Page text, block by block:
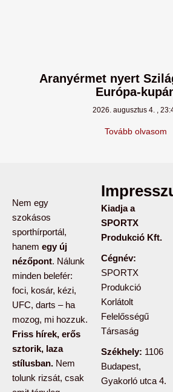
Aranyérmet nyert
Európa-
2026. augusztus 4.
Tovább olvasom
Nem egy
szokásos
sporthírportál,
hanem egy új
nézőpont. Nálunk
minden belefér:
foci, kosár, kézi,
UFC, darts – ha
mozog, mi hozzuk.
Friss hírek, erős
sztorik, laza
stílusban. Nem
tolunk rizsát, csak
Kiadja a
SPORTX
Produkció Kft.
Cégnév:
SPORTX
Produkció
Korlátolt
Felelősségű
Társaság
Székhely: 1106
Budapest,
Gyakorló utca 4.